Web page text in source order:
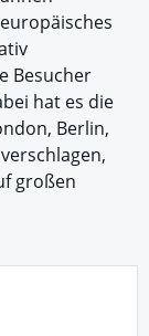
Besucher
hat es die
Berlin,
großen